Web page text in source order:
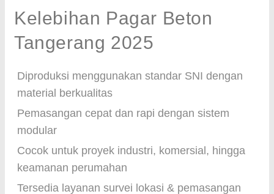
Kelebihan Pagar Beton
Tangerang 2025
Diproduksi menggunakan standar SNI dengan
material berkualitas
Pemasangan cepat dan rapi dengan sistem
modular
Cocok untuk proyek industri, komersial, hingga
keamanan perumahan
Tersedia layanan survei lokasi & pemasangan